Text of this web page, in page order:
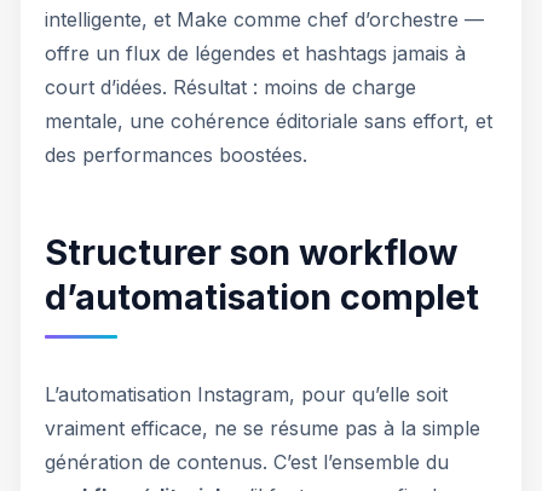
intelligente, et Make comme chef d’orchestre —
offre un flux de légendes et hashtags jamais à
court d’idées. Résultat : moins de charge
mentale, une cohérence éditoriale sans effort, et
des performances boostées.
Structurer son workflow
d’automatisation complet
L’automatisation Instagram, pour qu’elle soit
vraiment efficace, ne se résume pas à la simple
génération de contenus. C’est l’ensemble du